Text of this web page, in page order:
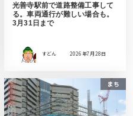
光善寺駅前で道路整備工事して
る。車両通行が難しい場合も。
3月31日まで
すどん 2026年7月28日
まち